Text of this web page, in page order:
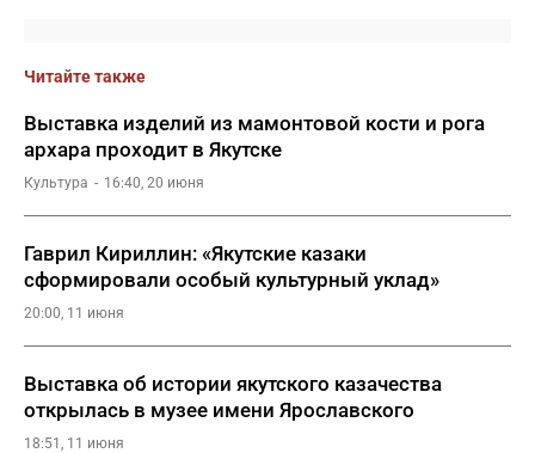
Читайте также
Выставка изделий из мамонтовой кости и рога
архара проходит в Якутске
Культура 16:40, 20 июня
Гаврил Кириллин: «Якутские казаки
сформировали особый культурный уклад»
20:00, 11 июня
Выставка об истории якутского казачества
открылась в музее имени Ярославского
18:51, 11 июня